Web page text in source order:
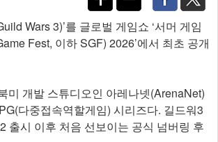
Wars 3)’를 글로벌 게임쇼 ‘서머 게임
Fest, 이하 SGF) 2026’에서 최초 공개
미 개발 스튜디오인 아레나넷(ArenaNet)
다중접속역할게임) 시리즈다. 길드워3
출시 이후 처음 선보이는 공식 넘버링 후